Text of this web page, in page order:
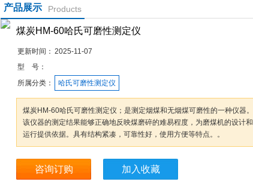
产品展示 Products
煤炭HM-60哈氏可磨性测定仪
更新时间： 2025-11-07
型 号：
所属分类：
哈氏可磨性测定仪
煤炭HM-60哈氏可磨性测定仪；是测定烟煤和无烟煤可磨性的一种仪器。
该仪器的测定结果能够正确地反映煤磨碎的难易程度，为磨煤机的设计和
运行提供依据。具有结构紧凑，可靠性好，使用方便等特点。。
咨询订购 加入收藏